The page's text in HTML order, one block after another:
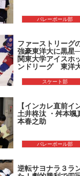
バレーボール部
スケート部
ファーストリーグ
強豪東洋大に黒星
関東大学アイスホ
ンドリーグ 東洋
バレーボール部
【インカレ直前イ
土井柊汰 ・舛本颯
本春之助
逆転サヨナラ３ラ